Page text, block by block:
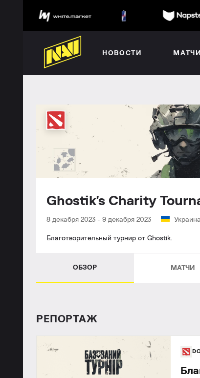
НОВОСТИ МАТЧИ
Ghostik's Charity
8 декабря 2023 - 9 декабря 2023 Украина
Благотворительный турнир от Ghostik.
ОБЗОР МАТЧИ
РЕПОРТАЖ